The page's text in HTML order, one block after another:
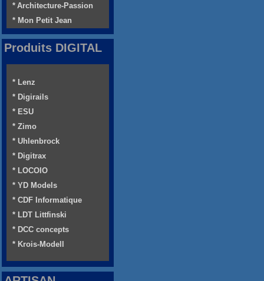
* Architecture-Passion
* Mon Petit Jean
Produits DIGITAL
* Lenz
* Digirails
* ESU
* Zimo
* Uhlenbrock
* Digitrax
* LOCOIO
* YD Models
* CDF Informatique
* LDT Littfinski
* DCC concepts
* Krois-Modell